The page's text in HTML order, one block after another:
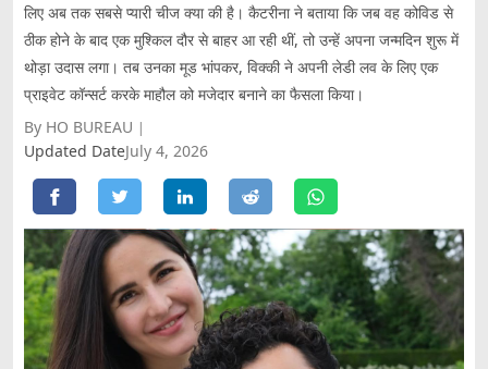
लिए अब तक सबसे प्यारी चीज क्या की है। कैटरीना ने बताया कि जब वह कोविड से
ठीक होने के बाद एक मुश्किल दौर से बाहर आ रही थीं, तो उन्हें अपना जन्मदिन शुरू में
थोड़ा उदास लगा। तब उनका मूड भांपकर, विक्की ने अपनी लेडी लव के लिए एक
प्राइवेट कॉन्सर्ट करके माहौल को मजेदार बनाने का फैसला किया।
By HO BUREAU
Updated DateJuly 4, 2026